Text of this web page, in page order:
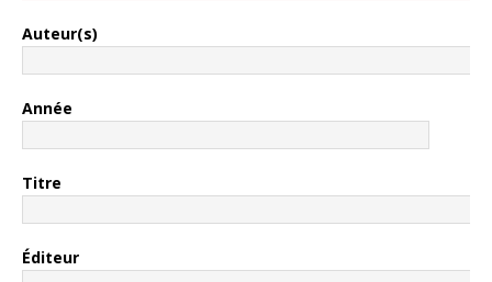
Auteur(s)
Année
Titre
Éditeur